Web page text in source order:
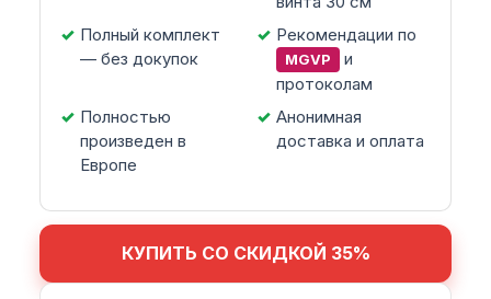
Полный комплект
— без докупок
Рекомендации по
MGVP
и
протоколам
Полностью
произведен в
Европе
Анонимная
доставка и оплата
КУПИТЬ СО СКИДКОЙ 35%